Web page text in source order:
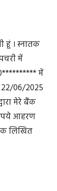
हूं । स्‍नातक
में
में
06/2025
मेरे बैंक
आहरण
लिखित